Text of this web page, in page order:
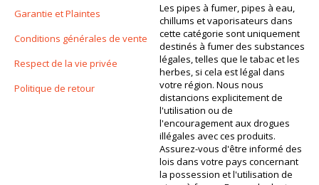
Garantie et Plaintes
Conditions générales de vente
Respect de la vie privée
Politique de retour
Les pipes à fumer, pipes à eau,
chillums et vaporisateurs dans
cette catégorie sont uniquement
destinés à fumer des substances
légales, telles que le tabac et les
herbes, si cela est légal dans
votre région. Nous nous
distancions explicitement de
l'utilisation ou de
l'encouragement aux drogues
illégales avec ces produits.
Assurez-vous d'être informé des
lois dans votre pays concernant
la possession et l'utilisation de